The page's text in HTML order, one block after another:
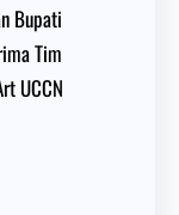
Bupati
Tim
UCCN